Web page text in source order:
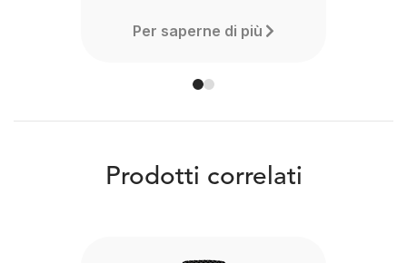
Per saperne di più
Prodotti correlati